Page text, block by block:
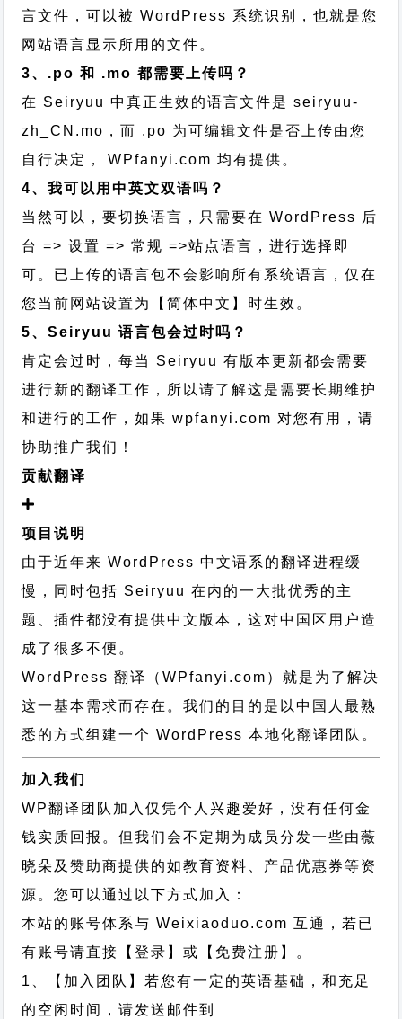
言文件，可以被 WordPress 系统识别，也就是您
网站语言显示所用的文件。
3、.po 和 .mo 都需要上传吗？
在 Seiryuu 中真正生效的语言文件是 seiryuu-
zh_CN.mo，而 .po 为可编辑文件是否上传由您
自行决定， WPfanyi.com 均有提供。
4、我可以用中英文双语吗？
当然可以，要切换语言，只需要在 WordPress 后
台 => 设置 => 常规 =>站点语言，进行选择即
可。已上传的语言包不会影响所有系统语言，仅在
您当前网站设置为【简体中文】时生效。
5、Seiryuu 语言包会过时吗？
肯定会过时，每当 Seiryuu 有版本更新都会需要
进行新的翻译工作，所以请了解这是需要长期维护
和进行的工作，如果 wpfanyi.com 对您有用，请
协助推广我们！
贡献翻译
项目说明
由于近年来 WordPress 中文语系的翻译进程缓
慢，同时包括 Seiryuu 在内的一大批优秀的主
题、插件都没有提供中文版本，这对中国区用户造
成了很多不便。
WordPress 翻译（WPfanyi.com） 就是为了解决
这一基本需求而存在。我们的目的是以中国人最熟
悉的方式组建一个 WordPress 本地化翻译团队。
加入我们
WP翻译团队加入仅凭个人兴趣爱好，没有任何金
钱实质回报。但我们会不定期为成员分发一些由薇
晓朵及赞助商提供的如教育资料、产品优惠券等资
源。您可以通过以下方式加入：
本站的账号体系与Weixiaoduo.com 互通，若已
有账号请直接【登录】或【免费注册】。
1、【加入团队】若您有一定的英语基础，和充足
的空闲时间，请发送邮件到